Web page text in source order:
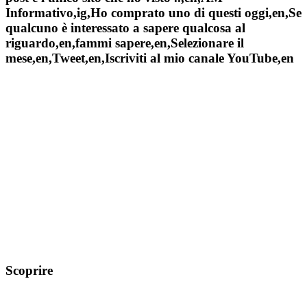
Informativo,ig,Ho comprato uno di questi oggi,en,Se
qualcuno è interessato a sapere qualcosa al
riguardo,en,fammi sapere,en,Selezionare il
mese,en,Tweet,en,Iscriviti al mio canale YouTube,en
Scoprire